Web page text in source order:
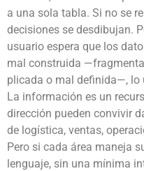
a una sola tabla. Si no se
decisiones se desdibujan.
usuario espera que los
mal construida
plicada o mal definida—, lo
La información es un
dirección pueden convivir
de logística, ventas,
Pero si cada área maneja
lenguaje, sin una mínima